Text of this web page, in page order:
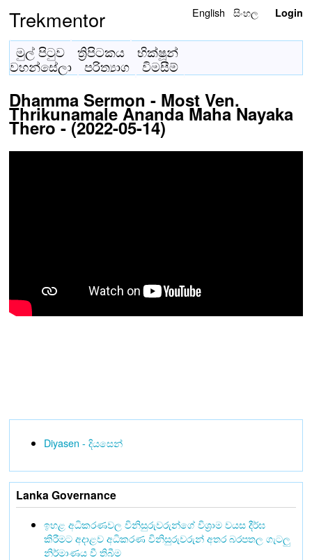
Trekmentor English සිංහල Login
මුල් පිටුව ත්‍රිපිටකය
භික්ෂූන්
වහන්සේලා
පරිත්‍යාග විමසීම්
Dhamma Sermon - Most Ven.
Thrikunamale Ananda Maha Nayaka
Thero - (2022-05-14)
Diyasen - දියසෙන්
Lanka Governance
ඉහළ අධිකරණවල විනිසුරුවරුන්ගේ විශ්‍රාම වයස දීර්ඝ
කිරීමට අදාළව අධිකරණ විනිසුරුවරුන් අතර බරපතල ගැටලු
නිර්මාණය වී තිබීම